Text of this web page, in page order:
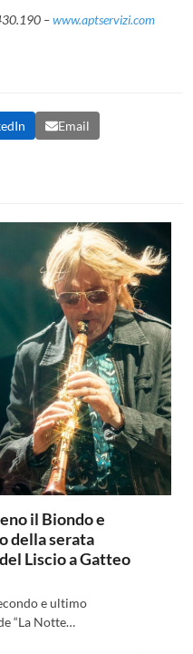
–www.aptservizi.com
Email
il Biondo e
della serata
Liscio a Gatteo
e ultimo
“La Notte…